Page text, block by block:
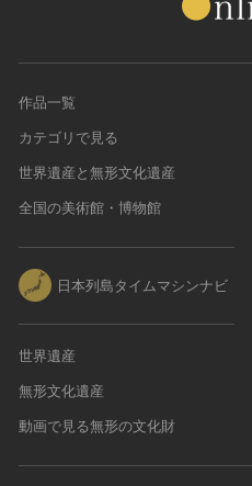
文化財保存技術
工芸技術
民俗芸能
作品一覧
カテゴリで見る
世界遺産と無形文化遺産
全国の美術館・博物館
日本列島タイムマシンナビ
世界遺産
無形文化遺産
動画で見る無形の文化財